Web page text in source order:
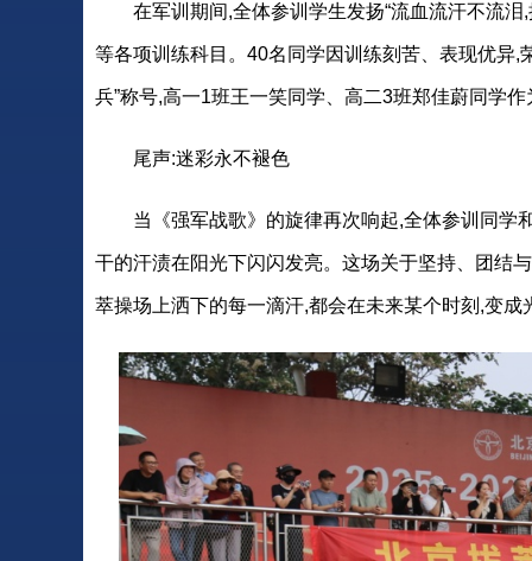
在军训期间,全体参训学生发扬“流血流汗不流
等各项训练科目。40名同学因训练刻苦、表现优异,
兵”称号,高一1班王一笑同学、高二3班郑佳蔚同学
尾声:迷彩永不褪色
当《强军战歌》的旋律再次响起,全体参训同学
干的汗渍在阳光下闪闪发亮。这场关于坚持、团结
萃操场上洒下的每一滴汗,都会在未来某个时刻,变成